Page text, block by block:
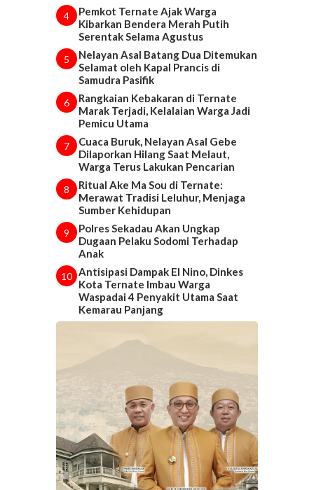
4
Pemkot Ternate Ajak Warga
Kibarkan Bendera Merah Putih
Serentak Selama Agustus
5
Nelayan Asal Batang Dua Ditemukan
Selamat oleh Kapal Prancis di
Samudra Pasifik
6
Rangkaian Kebakaran di Ternate
Marak Terjadi, Kelalaian Warga Jadi
Pemicu Utama
7
Cuaca Buruk, Nelayan Asal Gebe
Dilaporkan Hilang Saat Melaut,
Warga Terus Lakukan Pencarian
8
Ritual Ake Ma Sou di Ternate:
Merawat Tradisi Leluhur, Menjaga
Sumber Kehidupan
9
Polres Sekadau Akan Ungkap
Dugaan Pelaku Sodomi Terhadap
Anak
10 Antisipasi Dampak El Nino, Dinkes
Kota Ternate Imbau Warga
Waspadai 4 Penyakit Utama Saat
Kemarau Panjang